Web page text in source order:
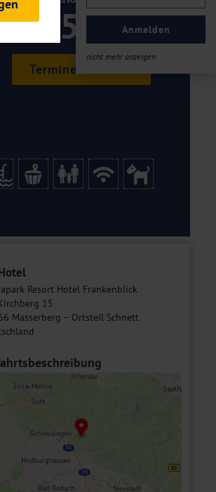
Anmelden
nicht mehr anzeigen
859 ,-
Termine & Preise
Resort Hotel Frankenblick
15
Masserberg – Ortsteil Schnett